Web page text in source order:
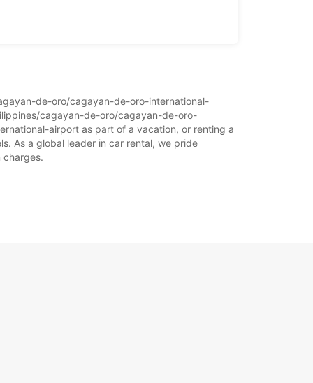
de-oro/cagayan-de-oro-international-
cagayan-de-oro/cagayan-de-oro-
airport as part of a vacation, or renting a
As a global leader in car rental, we pride
charges.